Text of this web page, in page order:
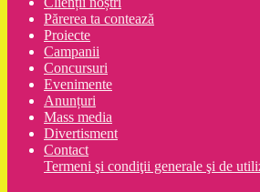
Părerea ta contează
Proiecte
Campanii
Concursuri
Evenimente
Anunțuri
Mass media
Divertisment
Contact
Termeni şi condiţii generale şi de